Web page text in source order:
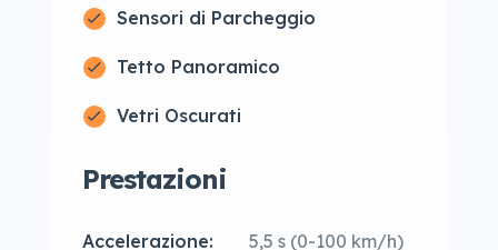
Sensori di Parcheggio
Tetto Panoramico
Vetri Oscurati
Prestazioni
Accelerazione:
5,5 s (0-100 km/h)